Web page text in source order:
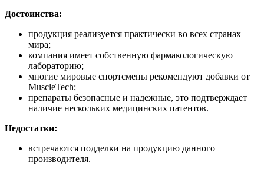
Достоинства:
продукция реализуется практически во всех странах
мира;
компания имеет собственную фармакологическую
лабораторию;
многие мировые спортсмены рекомендуют добавки от
MuscleTech;
препараты безопасные и надежные, это подтверждает
наличие нескольких медицинских патентов.
Недостатки:
встречаются подделки на продукцию данного
производителя.